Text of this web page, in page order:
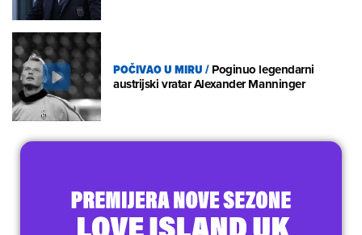
POČIVAO U MIRU/Poginuo legendarni
austrijski vratar Alexander Manninger